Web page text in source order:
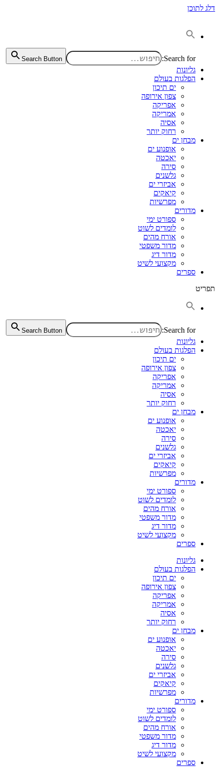
דלג לתוכן
Search for:
Search Button
גליונות
הפלגות בעולם
ים תיכון
צפון אירופה
אפריקה
אמריקה
אסיה
רחוק יותר
מבחן ים
אופנוע ים
יאכטה
סירה
גלשנים
אביזרי ים
קיאקים
מפרשיות
מדורים
ספורט ימי
לומדים לשוט
אורח מהים
מדור משפטי
מדור דיג
מקצועי לשיט
ספרים
תפריט
Search for:
Search Button
גליונות
הפלגות בעולם
ים תיכון
צפון אירופה
אפריקה
אמריקה
אסיה
רחוק יותר
מבחן ים
אופנוע ים
יאכטה
סירה
גלשנים
אביזרי ים
קיאקים
מפרשיות
מדורים
ספורט ימי
לומדים לשוט
אורח מהים
מדור משפטי
מדור דיג
מקצועי לשיט
ספרים
גליונות
הפלגות בעולם
ים תיכון
צפון אירופה
אפריקה
אמריקה
אסיה
רחוק יותר
מבחן ים
אופנוע ים
יאכטה
סירה
גלשנים
אביזרי ים
קיאקים
מפרשיות
מדורים
ספורט ימי
לומדים לשוט
אורח מהים
מדור משפטי
מדור דיג
מקצועי לשיט
ספרים